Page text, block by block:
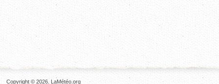
Copyright © 2026. LaMétéo.org